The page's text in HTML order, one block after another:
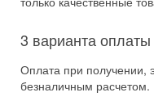
3 варианта оплаты
Оплата при получении,
безналичным расчетом.